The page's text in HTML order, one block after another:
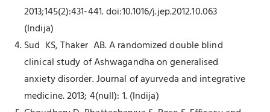
2013;145(2):431-441. doi:10.1016/j.jep.2012.10.063
(Indija)
Sud KS, Thaker AB. A randomized double blind
clinical study of Ashwagandha on generalised
anxiety disorder. Journal of ayurveda and integrative
medicine. 2013; 4(null): 1. (Indija)